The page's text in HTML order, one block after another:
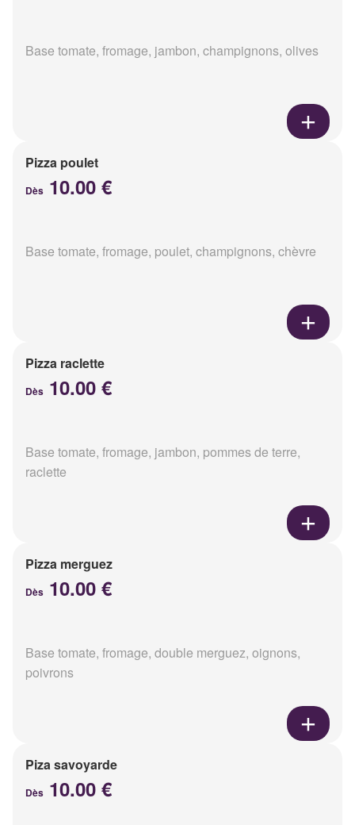
Base tomate, fromage, jambon, champignons, olives
Pizza poulet
Dès 10.00 €
Base tomate, fromage, poulet, champignons, chèvre
Pizza raclette
Dès 10.00 €
Base tomate, fromage, jambon, pommes de terre,
raclette
Pizza merguez
Dès 10.00 €
Base tomate, fromage, double merguez, oignons,
poivrons
Piza savoyarde
Dès 10.00 €